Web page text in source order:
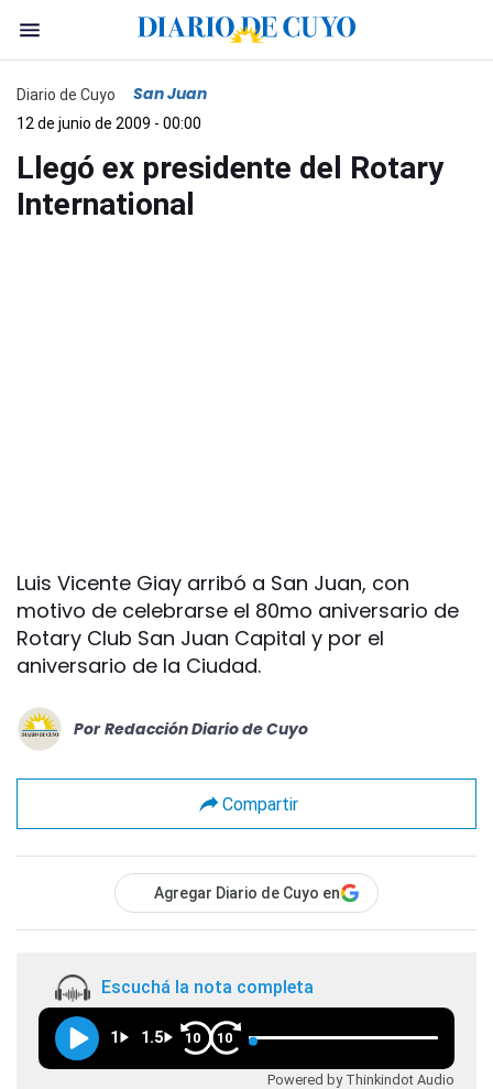
Diario de Cuyo San Juan
12 de junio de 2009 - 00:00
Llegó ex presidente del Rotary
International
Luis Vicente Giay arribó a San Juan, con
motivo de celebrarse el 80mo aniversario de
Rotary Club San Juan Capital y por el
aniversario de la Ciudad.
Por Redacción Diario de Cuyo
Compartir
Agregar Diario de Cuyo en
Escuchá la nota completa
1 1.5 10 10
Powered by Thinkindot Audio